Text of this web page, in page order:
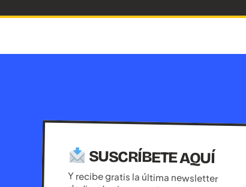
SUSCRÍBETE AQUÍ
Y recibe gratis la última newsletter